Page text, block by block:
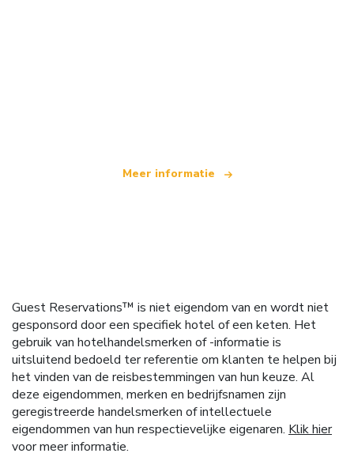
Meer informatie
Guest Reservations™ is niet eigendom van en wordt niet
gesponsord door een specifiek hotel of een keten. Het
gebruik van hotelhandelsmerken of -informatie is
uitsluitend bedoeld ter referentie om klanten te helpen bij
het vinden van de reisbestemmingen van hun keuze. Al
deze eigendommen, merken en bedrijfsnamen zijn
geregistreerde handelsmerken of intellectuele
eigendommen van hun respectievelijke eigenaren. Klik hier
voor meer informatie.